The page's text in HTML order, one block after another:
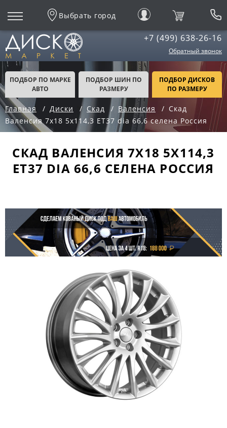
Выбрать город
+7 (499) 638-26-16
Обратный звонок
ПОДБОР ПО МАРКЕ
АВТО
ПОДБОР ШИН ПО
РАЗМЕРУ
ПОДБОР ДИСКОВ
ПО РАЗМЕРУ
Главная Диски Скад Валенсия
Скад
Валенсия 7x18 5x114,3 ET37 dia 66,6 селена Россия
СКАД ВАЛЕНСИЯ 7X18 5X114,3
ET37 DIA 66,6 СЕЛЕНА РОССИЯ